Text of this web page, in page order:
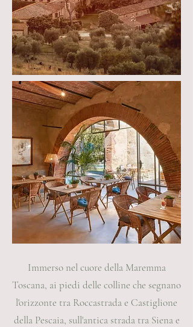
Immerso nel cuore della Maremma
Toscana, ai piedi delle colline che segnano
l'orizzonte tra Roccastrada e Castiglione
della Pescaia, sull'antica strada tra Siena e